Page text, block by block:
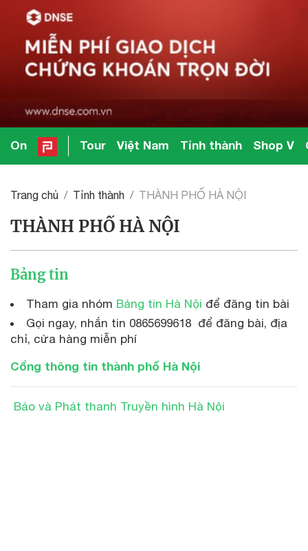
On Tour Việt Nam Tỉnh thành Shop V
Trang chủ Tỉnh thành THÀNH PHỐ HÀ NỘI
THÀNH PHỐ HÀ NỘI
Bảng tin
Tham gia nhóm Bảng tin Hà Nội để đăng tin bài
Gọi ngay, nhắn tin 0865699618 để đăng bài, địa
chỉ, cửa hàng miễn phí
Cổng thông tin thành phố Hà Nội
Báo và Phát thanh Truyền hình Hà Nội